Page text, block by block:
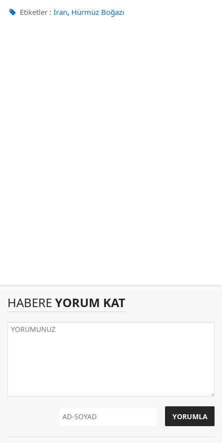
Etiketler : İran, Hürmüz Boğazı
HABERE YORUM KAT